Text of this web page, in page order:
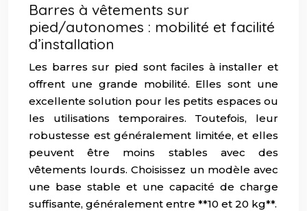
Barres à vêtements sur
pied/autonomes : mobilité et facilité
d’installation
Les barres sur pied sont faciles à installer et
offrent une grande mobilité. Elles sont une
excellente solution pour les petits espaces ou
les utilisations temporaires. Toutefois, leur
robustesse est généralement limitée, et elles
peuvent être moins stables avec des
vêtements lourds. Choisissez un modèle avec
une base stable et une capacité de charge
suffisante, généralement entre **10 et 20 kg**.